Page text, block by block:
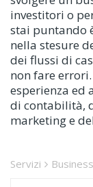
investitori o
stai puntando
nella stesure
dei flussi di
non fare
esperienza ed
di contabilità,
marketing e
Servizi